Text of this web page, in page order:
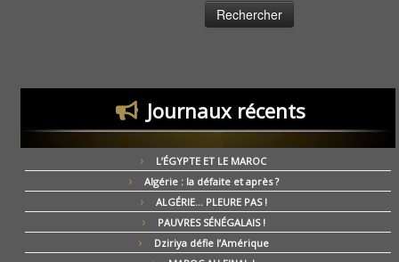
Journaux récents
L’ÉGYPTE ET LE MAROC
Algérie : la défaite et après ?
ALGÉRIE… PLEURE PAS !
PAUVRES SÉNÉGALAIS !
Dziriya défie l’Amérique